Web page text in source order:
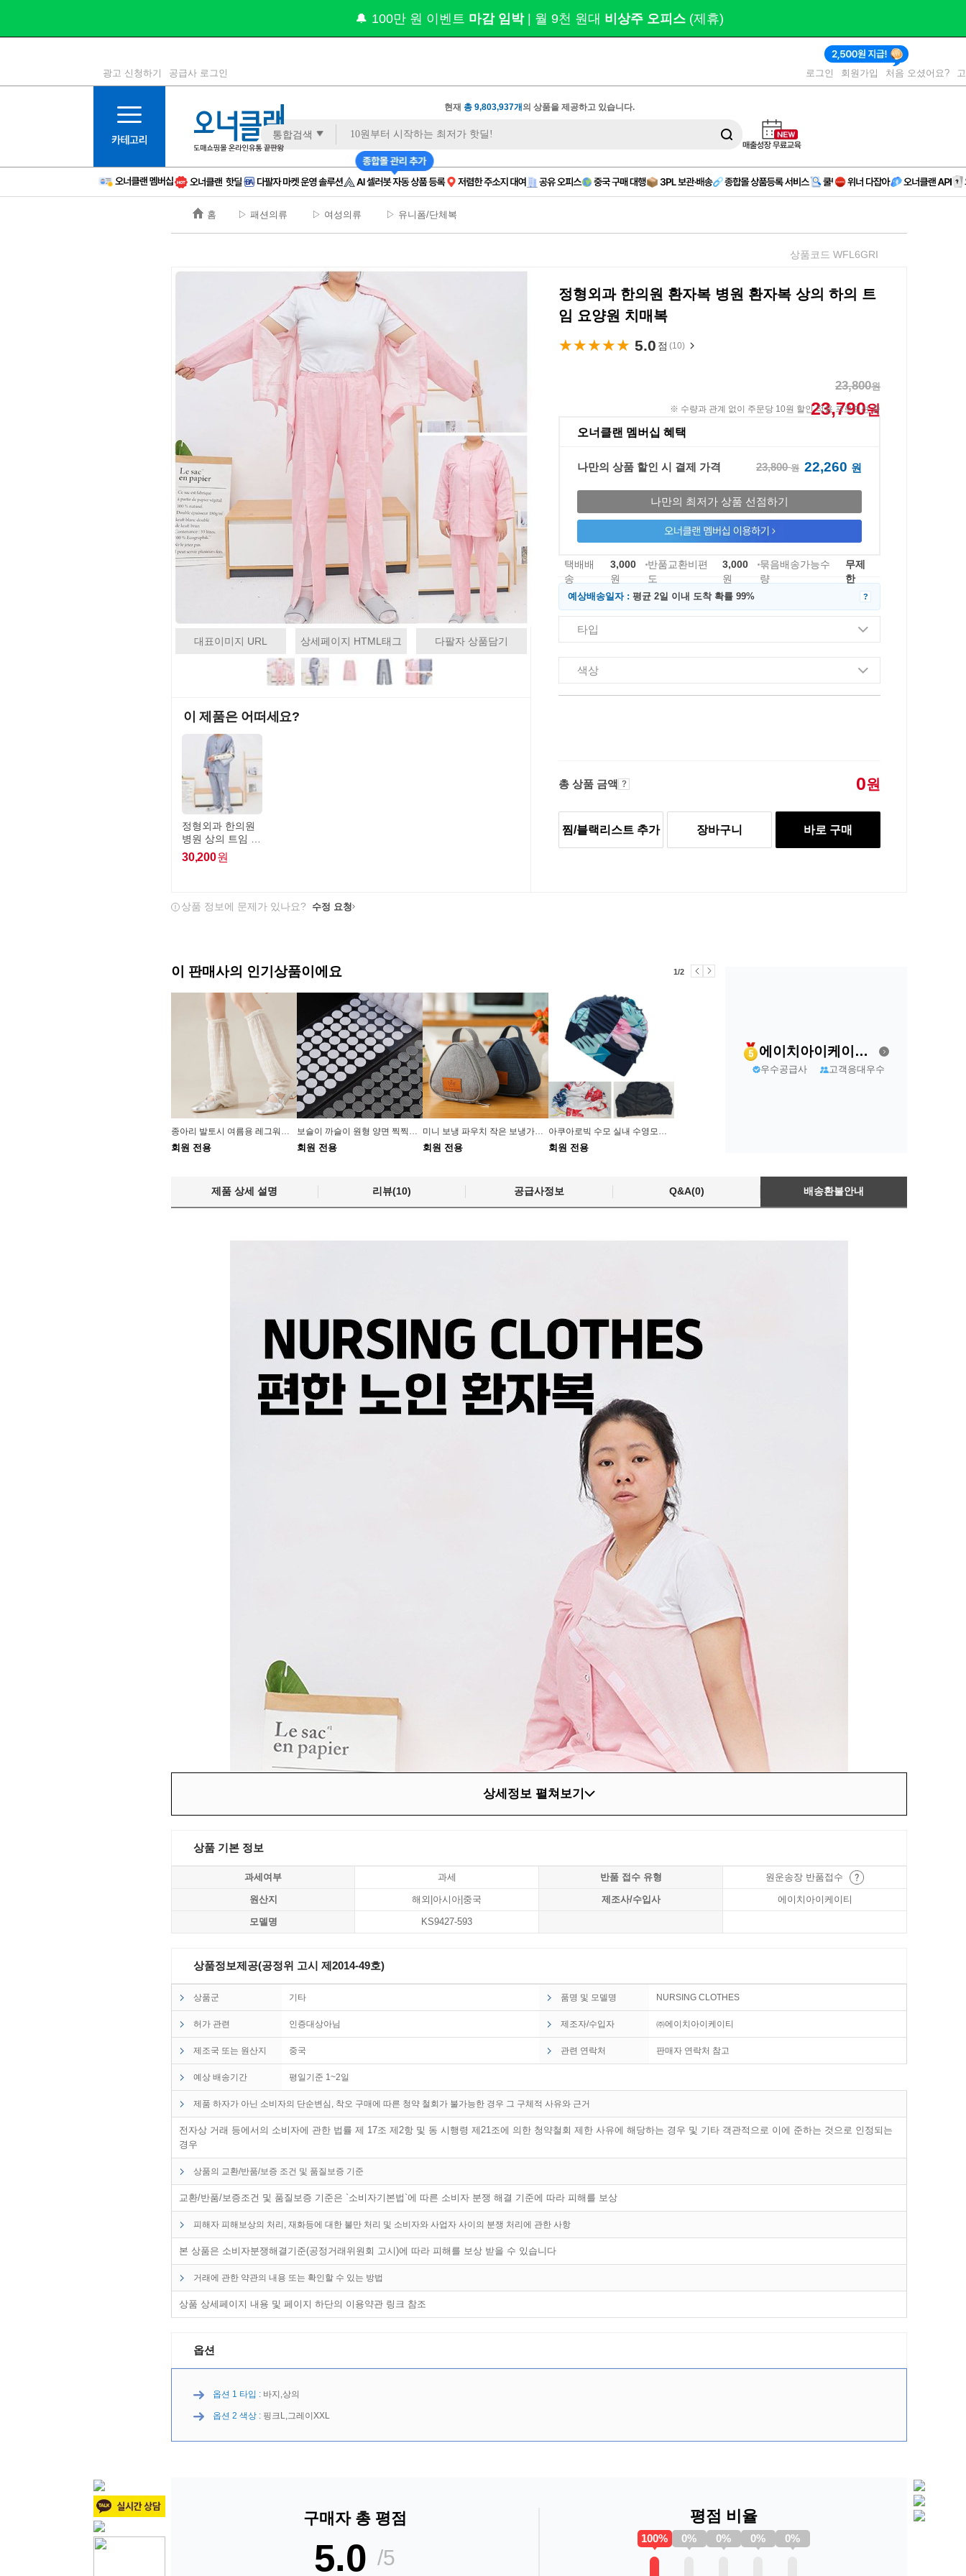
11등급
12등급
14등급
상품 사진 1장만 있으면❓ 모델컷/쇼츠까지 무료 제작 (AD)
광고 신청하기 공급사 로그인 로그인 회원가입 처음 오셨어요?
현재 총 9,803,937개의 상품을 제공하고 있습니다.
통합검색
홈 ▷ 패션의류 ▷ 여성의류 ▷ 유니폼/단체복
상품코드 WFL6GRI
대표이미지 URL 상세페이지 HTML태그 다팔자 상품담기
이 제품은 어떠세요?
정형외과 한의원
병원 상의 트임 환
자복 환자복 하의
요양원 치매복
30,200원
정형외과 한의원 환자복 병원 환자복 상의 하의 트
임 요양원 치매복
★★★★★
★★★★★ 5.0 점 (10)
23,800원
23,790원
※ 수량과 관계 없이 주문당 10원 할인 적용 프로모션 중
오너클랜 멤버십 혜택
나만의 상품 할인 시 결제 가격 23,800원 22,260 원
나만의 최저가 상품 선점하기
택배배
송
3,000
원
반품교환비편
도
3,000
원
묶음배송가능수
량
무제
한
예상배송일자 : 평균 2일 이내 도착 확률 99% ?
타입
색상
총 상품 금액 0원
찜/블랙리스트 추가 장바구니 바로 구매
상품 정보에 문제가 있나요? 수정 요청
이 판매사의 인기상품이에요 1/2
회원 전용
회원 전용
회원 전용
회원 전용
에이치아이케이티(주)
우수공급사 고객응대우수
제품 상세 설명 리뷰(10) 공급사정보 Q&A(0) 배송환불안내
상세정보 펼쳐보기
상품 기본 정보
과세여부 과세 반품 접수 유형 원운송장 반품접수
원산지 해외|아시아|중국 제조사/수입사 에이치아이케이티
모델명 KS9427-593
상품정보제공(공정위 고시 제2014-49호)
상품군 기타 품명 및 모델명 NURSING CLOTHES
허가 관련 인증대상아님 제조자/수입자 ㈜에이치아이케이티
제조국 또는 원산지 중국 관련 연락처 판매자 연락처 참고
예상 배송기간 평일기준 1~2일
제품 하자가 아닌 소비자의 단순변심, 착오 구매에 따른 청약 철회가 불가능한 경우 그 구체적 사유와 근거
전자상 거래 등에서의 소비자에 관한 법률 제 17조 제2항 및 동 시행령 제21조에 의한 청약철회 제한 사유에 해당하는 경우 및 기타 객관적으로 이에 준하는 것으로 인정되는
경우
상품의 교환/반품/보증 조건 및 품질보증 기준
교환/반품/보증조건 및 품질보증 기준은 `소비자기본법`에 따른 소비자 분쟁 해결 기준에 따라 피해를 보상
피해자 피해보상의 처리, 재화등에 대한 불만 처리 및 소비자와 사업자 사이의 분쟁 처리에 관한 사항
본 상품은 소비자분쟁해결기준(공정거래위원회 고시)에 따라 피해를 보상 받을 수 있습니다
거래에 관한 약관의 내용 또는 확인할 수 있는 방법
상품 상세페이지 내용 및 페이지 하단의 이용약관 링크 참조
옵션
옵션 1 타입 : 바지,상의
옵션 2 색상 : 핑크L,그레이XXL
구매자 총 평점
5.0 /5
평점 비율
100% 0% 0% 0% 0%